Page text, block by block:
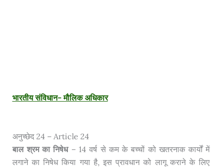
भारतीय संविधान- मौलिक अधिकार
अनुच्छेद 24 – Article 24
बाल श्रम का निषेध– 14 वर्ष से कम के बच्चों को खतरनाक कार्यों में
लगाने का निषेध किया गया है, इस प्रावधान को लागू कराने के लिए